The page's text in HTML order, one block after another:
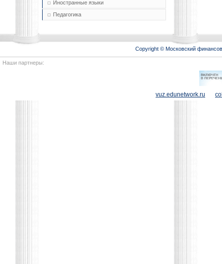
Иностранные языки
Педагогика
Copyright © Московский
Наши партнеры:
vuz.edunetwork.ru